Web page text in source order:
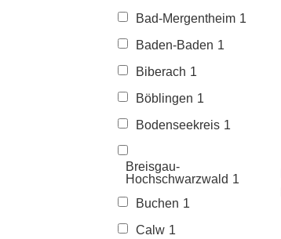
Bad-Mergentheim 1
Baden-Baden 1
Biberach 1
Böblingen 1
Bodenseekreis 1
Breisgau-
Hochschwarzwald 1
Buchen 1
Calw 1